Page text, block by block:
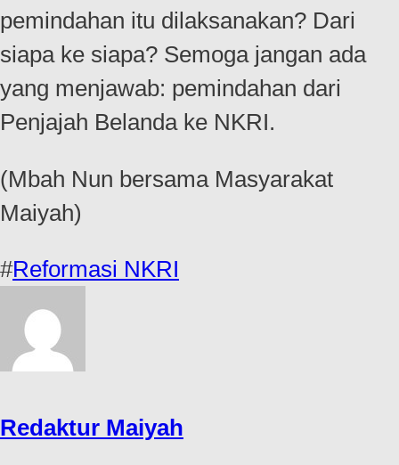
pemindahan itu dilaksanakan? Dari
siapa ke siapa? Semoga jangan ada
yang menjawab: pemindahan dari
Penjajah Belanda ke NKRI.
(Mbah Nun bersama Masyarakat
Maiyah)
#Reformasi NKRI
Redaktur Maiyah